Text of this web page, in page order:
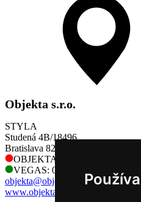
Objekta s.r.o.
STYLA
Studená 4B/18496
Bratislava 821 04
OBJEKTA: 0905 730 128
VEGAS: 0905 730 128
objekta@objekta.sk
www.objekta.sk